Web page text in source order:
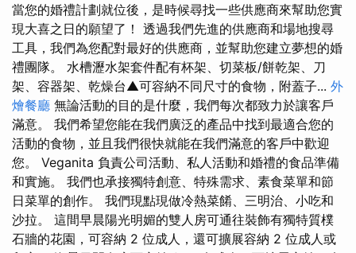
當您的婚禮計劃就位後，是時候尋找一些供應商來幫助您實
現大喜之日的願望了！ 透過我們先進的供應商和場地搜尋
工具，我們為您配對最好的供應商，並幫助您建立夢想的婚
禮團隊。 水槽瀝水架套件配有杯架、切菜板/餅乾架、刀
架、容器架、乾燥台▲可容納不同尺寸的食物，附蓋子... 外
燴餐廳 無論活動的目的是什麼，我們每次都致力於讓客戶
滿意。 我們希望您能在我們廣泛的產品中找到最適合您的
活動的食物，並且我們很快就能在我們滿意的客戶中歡迎
您。 Veganita 負責公司活動、私人活動和婚禮的食品準備
和實施。 我們也承接獨特創意、特殊需求、素食菜單和節
日菜單的創作。 我們現點現做冷熱菜餚、三明治、小吃和
沙拉。 這間早晨陽光明媚的雙人房可通往裝飾有獨特質樸
石牆的花園，可容納 2 位成人，還可擴展容納 2 位成人或